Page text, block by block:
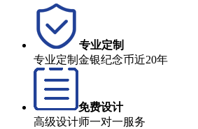
专业定制
专业定制金银纪念币近20年
免费设计
高级设计师一对一服务